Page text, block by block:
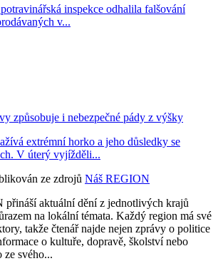
inspekce odhalila falšování
v...
způsobuje i nebezpečné pády z výšky
extrémní horko a jeho důsledky se
V úterý vyjížděli...
ze zdrojů Náš REGION
přináší aktuální dění z jednotlivých krajů
na lokální témata. Každý region má své
takže čtenář najde nejen zprávy o politice
o kultuře, dopravě, školství nebo
svého...